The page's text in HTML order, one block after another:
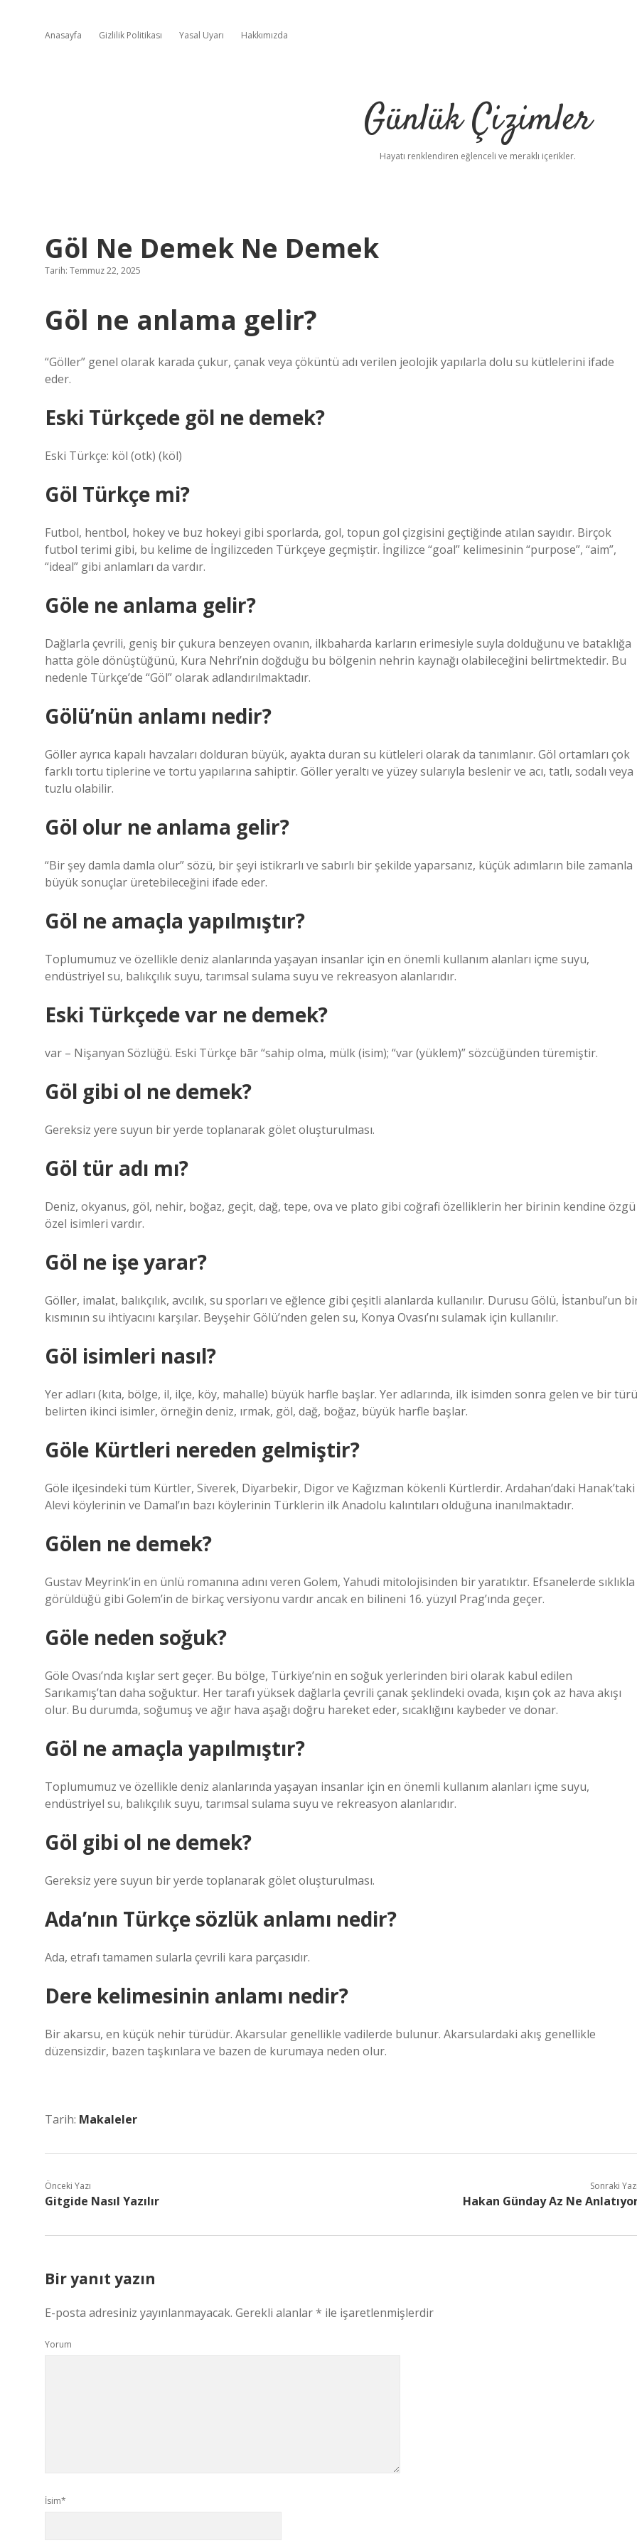
Anasayfa Gizlilik Politikası Yasal Uyarı Hakkımızda
Günlük Çizimler
Hayatı renklendiren eğlenceli ve meraklı içerikler.
Göl Ne Demek Ne Demek
Tarih: Temmuz 22, 2025
Göl ne anlama gelir?
“Göller” genel olarak karada çukur, çanak veya çöküntü adı verilen jeolojik yapılarla dolu su kütlelerini ifade
eder.
Eski Türkçede göl ne demek?
Eski Türkçe: köl‎ (otk) (köl)
Göl Türkçe mi?
Futbol, ​​hentbol, ​​hokey ve buz hokeyi gibi sporlarda, gol, topun gol çizgisini geçtiğinde atılan sayıdır. Birçok
futbol terimi gibi, bu kelime de İngilizceden Türkçeye geçmiştir. İngilizce “goal” kelimesinin “purpose”, “aim”,
“ideal” gibi anlamları da vardır.
Göle ne anlama gelir?
Dağlarla çevrili, geniş bir çukura benzeyen ovanın, ilkbaharda karların erimesiyle suyla dolduğunu ve bataklığa
hatta göle dönüştüğünü, Kura Nehri’nin doğduğu bu bölgenin nehrin kaynağı olabileceğini belirtmektedir. Bu
nedenle Türkçe’de “Göl” olarak adlandırılmaktadır.
Gölü’nün anlamı nedir?
Göller ayrıca kapalı havzaları dolduran büyük, ayakta duran su kütleleri olarak da tanımlanır. Göl ortamları çok
farklı tortu tiplerine ve tortu yapılarına sahiptir. Göller yeraltı ve yüzey sularıyla beslenir ve acı, tatlı, sodalı veya
tuzlu olabilir.
Göl olur ne anlama gelir?
“Bir şey damla damla olur” sözü, bir şeyi istikrarlı ve sabırlı bir şekilde yaparsanız, küçük adımların bile zamanla
büyük sonuçlar üretebileceğini ifade eder.
Göl ne amaçla yapılmıştır?
Toplumumuz ve özellikle deniz alanlarında yaşayan insanlar için en önemli kullanım alanları içme suyu,
endüstriyel su, balıkçılık suyu, tarımsal sulama suyu ve rekreasyon alanlarıdır.
Eski Türkçede var ne demek?
var – Nişanyan Sözlüğü. Eski Türkçe bār “sahip olma, mülk (isim); “var (yüklem)” sözcüğünden türemiştir.
Göl gibi ol ne demek?
Gereksiz yere suyun bir yerde toplanarak gölet oluşturulması.
Göl tür adı mı?
Deniz, okyanus, göl, nehir, boğaz, geçit, dağ, tepe, ova ve plato gibi coğrafi özelliklerin her birinin kendine özgü
özel isimleri vardır.
Göl ne işe yarar?
Göller, imalat, balıkçılık, avcılık, su sporları ve eğlence gibi çeşitli alanlarda kullanılır. Durusu Gölü, İstanbul’un
kısmının su ihtiyacını karşılar. Beyşehir Gölü’nden gelen su, Konya Ovası’nı sulamak için kullanılır.
Göl isimleri nasıl?
Yer adları (kıta, bölge, il, ilçe, köy, mahalle) büyük harfle başlar. Yer adlarında, ilk isimden sonra gelen ve bir türü
belirten ikinci isimler, örneğin deniz, ırmak, göl, dağ, boğaz, büyük harfle başlar.
Göle Kürtleri nereden gelmiştir?
Göle ilçesindeki tüm Kürtler, Siverek, Diyarbekir, Digor ve Kağızman kökenli Kürtlerdir. Ardahan’daki Hanak’taki
Alevi köylerinin ve Damal’ın bazı köylerinin Türklerin ilk Anadolu kalıntıları olduğuna inanılmaktadır.
Gölen ne demek?
Gustav Meyrink’in en ünlü romanına adını veren Golem, Yahudi mitolojisinden bir yaratıktır. Efsanelerde sıklıkla
görüldüğü gibi Golem’in de birkaç versiyonu vardır ancak en bilineni 16. yüzyıl Prag’ında geçer.
Göle neden soğuk?
Göle Ovası’nda kışlar sert geçer. Bu bölge, Türkiye’nin en soğuk yerlerinden biri olarak kabul edilen
Sarıkamış’tan daha soğuktur. Her tarafı yüksek dağlarla çevrili çanak şeklindeki ovada, kışın çok az hava akışı
olur. Bu durumda, soğumuş ve ağır hava aşağı doğru hareket eder, sıcaklığını kaybeder ve donar.
Göl ne amaçla yapılmıştır?
Toplumumuz ve özellikle deniz alanlarında yaşayan insanlar için en önemli kullanım alanları içme suyu,
endüstriyel su, balıkçılık suyu, tarımsal sulama suyu ve rekreasyon alanlarıdır.
Göl gibi ol ne demek?
Gereksiz yere suyun bir yerde toplanarak gölet oluşturulması.
Ada’nın Türkçe sözlük anlamı nedir?
Ada, etrafı tamamen sularla çevrili kara parçasıdır.
Dere kelimesinin anlamı nedir?
Bir akarsu, en küçük nehir türüdür. Akarsular genellikle vadilerde bulunur. Akarsulardaki akış genellikle
düzensizdir, bazen taşkınlara ve bazen de kurumaya neden olur.
Tarih: Makaleler
Önceki Yazı
Gitgide Nasıl Yazılır
Sonraki
Hakan Günday Az Ne
Bir yanıt yazın
E-posta adresiniz yayınlanmayacak. Gerekli alanlar* ile işaretlenmişlerdir
Yorum
İsim*